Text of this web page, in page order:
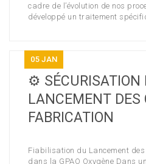
cadre de l’évolution de nos
développé un traitement
05 JAN
⚙️ SÉCURISATION
LANCEMENT DES
FABRICATION
Fiabilisation du Lancement
dans la GPAO Oxygène Dans